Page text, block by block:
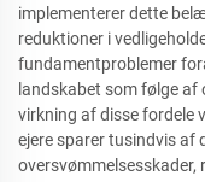
implementerer dette
reduktioner i
fundamentproblemer
landskabet som følge
virkning af disse fordele
ejere sparer tusindvis af